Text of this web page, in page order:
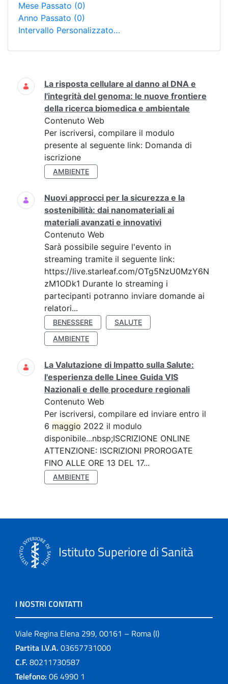
Mese Passato (0)
Anno Passato (0)
Intervallo Personalizzato…
Ricerca
La risposta cellulare al danno al DNA e
l'integrità del genoma: le nuove frontiere
della ricerca biomedica e ambientale
Contenuto Web
Per iscriversi, compilare il modulo
presente al seguente link: Domanda di
iscrizione
AMBIENTE
Nuovi approcci per la sicurezza e la
sostenibilità: dai nanomateriali ai
materiali avanzati e innovativi
Contenuto Web
Sarà possibile seguire l'evento in
streaming tramite il seguente link:
https://live.starleaf.com/OTg5NzU0MzY6N
zM1ODk1 Durante lo streaming i
partecipanti potranno inviare domande ai
relatori...
BENESSERE
SALUTE
AMBIENTE
La Valutazione di Impatto sulla Salute:
l'esperienza delle Linee Guida VIS
Nazionali e delle procedure regionali
Contenuto Web
Per iscriversi, compilare ed inviare entro il
6 maggio 2022 il modulo
disponibile...nbsp;ISCRIZIONE ONLINE
ATTENZIONE: ISCRIZIONI PROROGATE
FINO ALLE ORE 13 DEL 17...
AMBIENTE
Istituto Superiore di Sanità
I NOSTRI CONTATTI
Viale Regina Elena 299, 00161 – Roma (I)
Partita I.V.A. 03657731000
C.F. 80211730587
Telefono: 06 4990 1